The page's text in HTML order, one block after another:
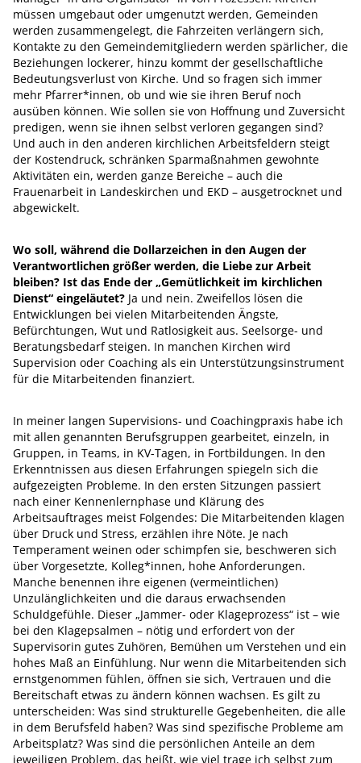
müssen umgebaut oder umgenutzt werden, Gemeinden
werden zusammengelegt, die Fahrzeiten verlängern sich,
Kontakte zu den Gemeindemitgliedern werden spärlicher, die
Beziehungen lockerer, hinzu kommt der gesellschaftliche
Bedeutungsverlust von Kirche. Und so fragen sich immer
mehr Pfarrer*innen, ob und wie sie ihren Beruf noch
ausüben können. Wie sollen sie von Hoffnung und Zuversicht
predigen, wenn sie ihnen selbst verloren gegangen sind?
Und auch in den anderen kirchlichen Arbeitsfeldern steigt
der Kostendruck, schränken Sparmaßnahmen gewohnte
Aktivitäten ein, werden ganze Bereiche – auch die
Frauenarbeit in Landeskirchen und EKD – ausgetrocknet und
abgewickelt.
Wo soll, während die Dollarzeichen in den Augen der
Verantwortlichen größer werden, die Liebe zur Arbeit
bleiben? Ist das Ende der „Gemütlichkeit im kirchlichen
Dienst“ eingeläutet? Ja und nein. Zweifellos lösen die
Entwicklungen bei vielen Mitarbeitenden Ängste,
Befürchtungen, Wut und Ratlosigkeit aus. Seelsorge- und
Beratungsbedarf steigen. In manchen Kirchen wird
Supervision oder Coaching als ein Unterstützungsinstrument
für die Mitarbeitenden finanziert.
In meiner langen Supervisions- und Coachingpraxis habe ich
mit allen genannten Berufsgruppen gearbeitet, einzeln, in
Gruppen, in Teams, in KV-Tagen, in Fortbildungen. In den
Erkenntnissen aus diesen Erfahrungen spiegeln sich die
aufgezeigten Probleme. In den ersten Sitzungen passiert
nach einer Kennenlernphase und Klärung des
Arbeitsauftrages meist Folgendes: Die Mitarbeitenden klagen
über Druck und Stress, erzählen ihre Nöte. Je nach
Temperament weinen oder schimpfen sie, beschweren sich
über Vorgesetzte, Kolleg*innen, hohe Anforderungen.
Manche benennen ihre eigenen (vermeintlichen)
Unzulänglichkeiten und die daraus erwachsenden
Schuldgefühle. Dieser „Jammer- oder Klageprozess“ ist – wie
bei den Klagepsalmen – nötig und erfordert von der
Supervisorin gutes Zuhören, Bemühen um Verstehen und ein
hohes Maß an Einfühlung. Nur wenn die Mitarbeitenden sich
ernstgenommen fühlen, öffnen sie sich, Vertrauen und die
Bereitschaft etwas zu ändern können wachsen. Es gilt zu
unterscheiden: Was sind strukturelle Gegebenheiten, die alle
in dem Berufsfeld haben? Was sind spezifische Probleme am
Arbeitsplatz? Was sind die persönlichen Anteile an dem
jeweiligen Problem, das heißt, wie viel trage ich selbst zum